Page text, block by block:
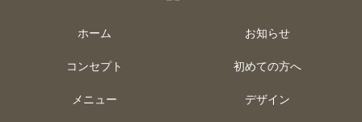
ホーム
コンセプト
メニュー
お知らせ
初めての方へ
デザイン